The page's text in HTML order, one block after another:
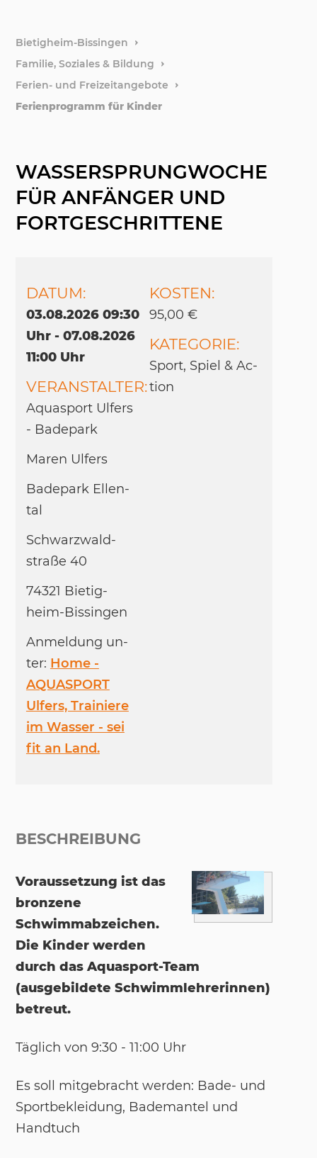
Bietigheim-Bissingen
Familie, Soziales & Bildung
Ferien- und Freizeitangebote
Ferienprogramm für Kinder
WASSERSPRUNGWOCHE
FÜR ANFÄNGER UND
FORTGESCHRITTENE
DATUM:
03.08.2026 09:30
Uhr - 07.08.2026
11:00 Uhr
VERANSTALTER:
Aquasport Ul­fers
- Ba­de­park
Ma­ren Ul­fers
Ba­de­park El­len­
tal
Schwarz­wald­
straße 40
74321 Bie­tig­
heim-Bis­sin­gen
An­mel­dung un­
ter: Home -
AQUASPORT
Ulfers, Trainiere
im Wasser - sei
fit an Land.
KOSTEN:
95,00 €
KATEGORIE:
Sport, Spiel & Ac­
tion
BESCHREIBUNG
Voraussetzung ist das
bronzene
Schwimmabzeichen.
Die Kinder werden
durch das Aquasport-Team
(ausgebildete Schwimmlehrerinnen)
betreut.
Täg­lich von 9:30 - 11:00 Uhr
Es soll mit­ge­bracht wer­den: Bade- und
Sport­be­klei­dung, Ba­de­man­tel und
Hand­tuch